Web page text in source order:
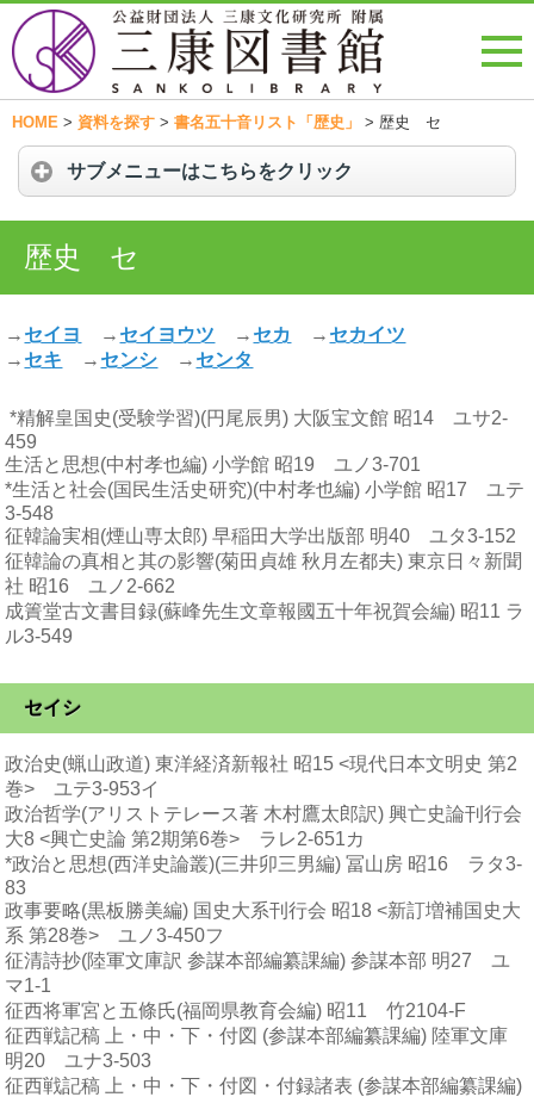
HOME > 資料を探す > 書名五十音リスト「歴史」 > 歴史 セ
サブメニューはこちらをクリック
歴史 セ
→ セイヨ → セイヨウツ → セカ → セカイツ
→ セキ → センシ → センタ
*精解皇国史(受験学習)(円尾辰男) 大阪宝文館 昭14 ユサ2-
459
生活と思想(中村孝也編) 小学館 昭19 ユノ3-701
*生活と社会(国民生活史研究)(中村孝也編) 小学館 昭17 ユテ
3-548
征韓論実相(煙山専太郎) 早稲田大学出版部 明40 ユタ3-152
征韓論の真相と其の影響(菊田貞雄 秋月左都夫) 東京日々新聞
社 昭16 ユノ2-662
成簀堂古文書目録(蘇峰先生文章報國五十年祝賀会編) 昭11 ラ
ル3-549
セイシ
政治史(蝋山政道) 東洋経済新報社 昭15 <現代日本文明史 第2
巻> ユテ3-953イ
政治哲学(アリストテレース著 木村鷹太郎訳) 興亡史論刊行会
大8 <興亡史論 第2期第6巻> ラレ2-651カ
*政治と思想(西洋史論叢)(三井卯三男編) 冨山房 昭16 ラタ3-
83
政事要略(黒板勝美編) 国史大系刊行会 昭18 <新訂増補国史大
系 第28巻> ユノ3-450フ
征清詩抄(陸軍文庫訳 参謀本部編纂課編) 参謀本部 明27 ユ
マ1-1
征西将軍宮と五條氏(福岡県教育会編) 昭11 竹2104-F
征西戦記稿 上・中・下・付図 (参謀本部編纂課編) 陸軍文庫
明20 ユナ3-503
征西戦記稿 上・中・下・付図・付録諸表 (参謀本部編纂課編)